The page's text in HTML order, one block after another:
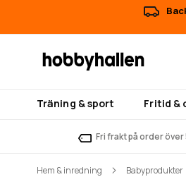
Träning & sport Fritid &
Fri frakt på order över
Hem & inredning Babyprodukter